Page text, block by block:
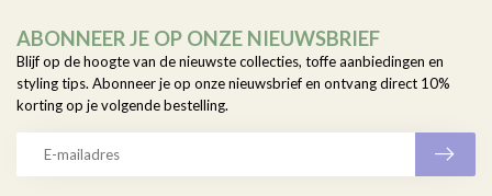
ABONNEER JE OP ONZE NIEUWSBRIEF
Blijf op de hoogte van de nieuwste collecties, toffe aanbiedingen en
styling tips. Abonneer je op onze nieuwsbrief en ontvang direct 10%
korting op je volgende bestelling.